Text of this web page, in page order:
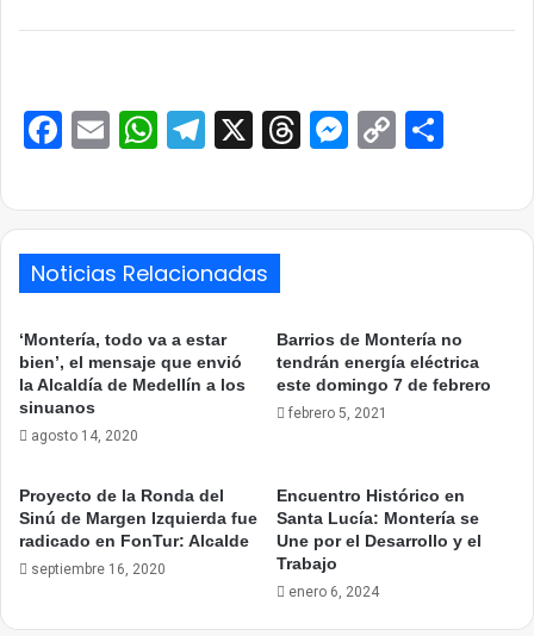
Facebook
EmailWhatsApp
Telegram
X ThreadsCopy
Noticias Relacionadas
‘Montería, todo va a estar
bien’, el mensaje que envió
la Alcaldía de Medellín a los
sinuanos
agosto 14, 2020
Barrios de Montería no
tendrán energía eléctrica
este domingo 7 de febrero
febrero 5, 2021
Proyecto de la Ronda del
Sinú de Margen Izquierda fue
radicado en FonTur: Alcalde
septiembre 16, 2020
Encuentro Histórico en
Santa Lucía: Montería se
Une por el Desarrollo y el
Trabajo
enero 6, 2024